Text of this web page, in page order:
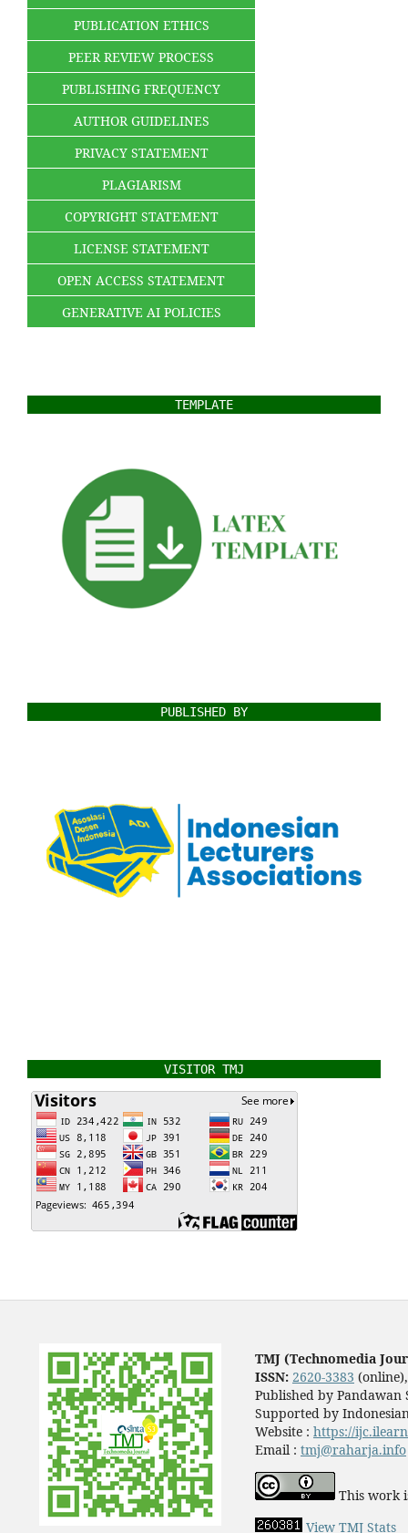
PUBLICATION ETHICS
PEER REVIEW PROCESS
PUBLISHING FREQUENCY
AUTHOR GUIDELINES
PRIVACY STATEMENT
PLAGIARISM
COPYRIGHT STATEMENT
LICENSE STATEMENT
OPEN ACCESS STATEMENT
GENERATIVE AI POLICIES
TEMPLATE
PUBLISHED BY
VISITOR TMJ
TMJ (Technomedia
ISSN: 2620-3383
Published by Pandawan
Supported by
Website : https://
Email : tmj@raharja.info
This work
View TMJ Stats